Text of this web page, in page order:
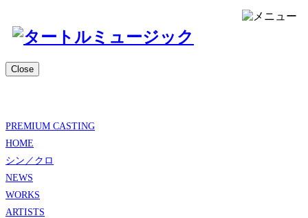
Close
PREMIUM CASTING
HOME
シン／クロ
NEWS
WORKS
ARTISTS